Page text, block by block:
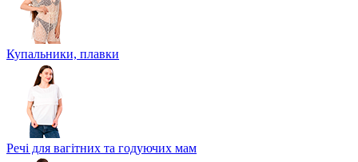
Купальники, плавки
Речі для вагітних та годуючих мам